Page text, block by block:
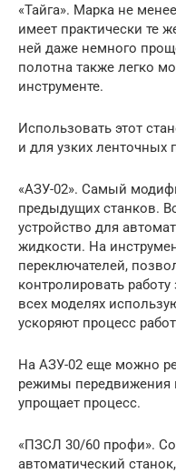
«Тайга». Марка не
имеет практически те
ней даже немного
полотна также легко
инструменте.
Использовать этот
и для узких ленточных
«АЗУ-02». Самый
предыдущих станков.
устройство для
жидкости. На
переключателей,
контролировать
всех моделях
ускоряют процесс
На АЗУ-02 еще можно
режимы передвижения
упрощает процесс.
«ПЗСЛ 30/60 профи».
автоматический